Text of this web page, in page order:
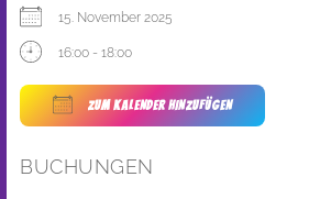
15. November 2025
16:00 - 18:00
ZUM KALENDER HINZUFÜGEN
BUCHUNGEN